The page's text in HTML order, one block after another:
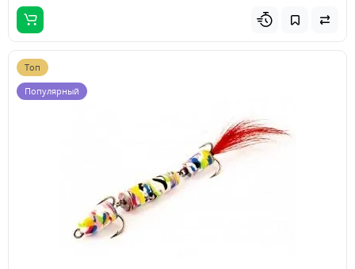
Топ
Популярный